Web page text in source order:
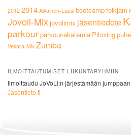
2012 2014 Aikuinen-Lapsi bootcampfolkjam
Jovoli-Mixjovolimix jäsentiedote
parkourparkour-akatemia Piloxing
Vekara-Mix Zumba
ILMOITTAUTUMISET LIIKUNTARYHMIIN
Ilmoittaudu JoVoLi:n järjestämään
Jäsentieto.fi